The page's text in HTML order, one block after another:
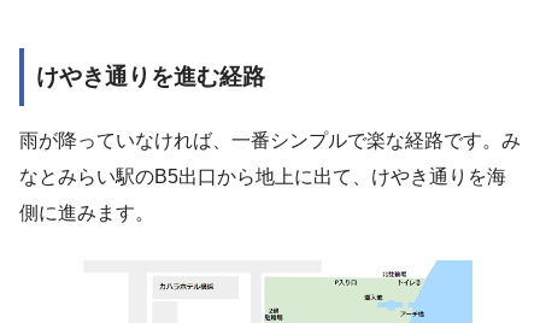
けやき通りを進む経路
雨が降っていなければ、一番シンプルで楽な経路です。み
なとみらい駅のB5出口から地上に出て、けやき通りを海
側に進みます。